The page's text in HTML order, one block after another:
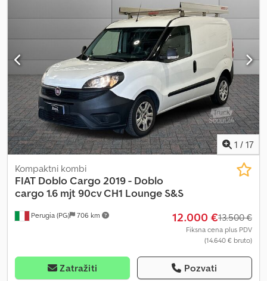
1 / 17
Perugia (PG) 706 km
Kompaktni kombi
FIAT Doblo Cargo 2019 - Doblo
cargo 1.6 mjt 90cv CH1 Lounge S&S
12.000 €13.500 €
Fiksna cena plus PDV
(14.640 € bruto)
Zatražiti Pozvati